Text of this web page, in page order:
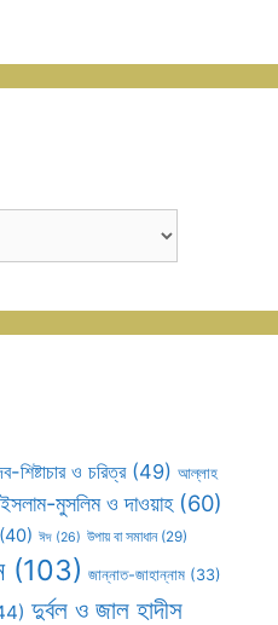
শিষ্টাচার ও চরিত্র(49) আল্লাহ
ইসলাম-মুসলিম ও দাওয়াহ(60)
(40) ঈদ (26) উপায় বা সমাধান(29)
(103) জান্নাত-জাহান্নাম (33)
দুর্বল ও জাল হাদীস